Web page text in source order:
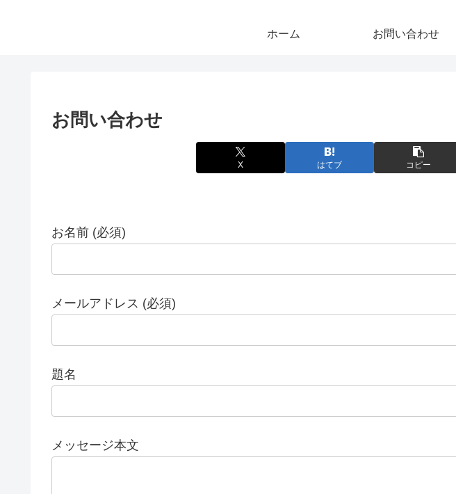
ホーム お問い合わせ
お問い合わせ
X はてブ コピー
お名前 (必須)
メールアドレス (必須)
題名
メッセージ本文